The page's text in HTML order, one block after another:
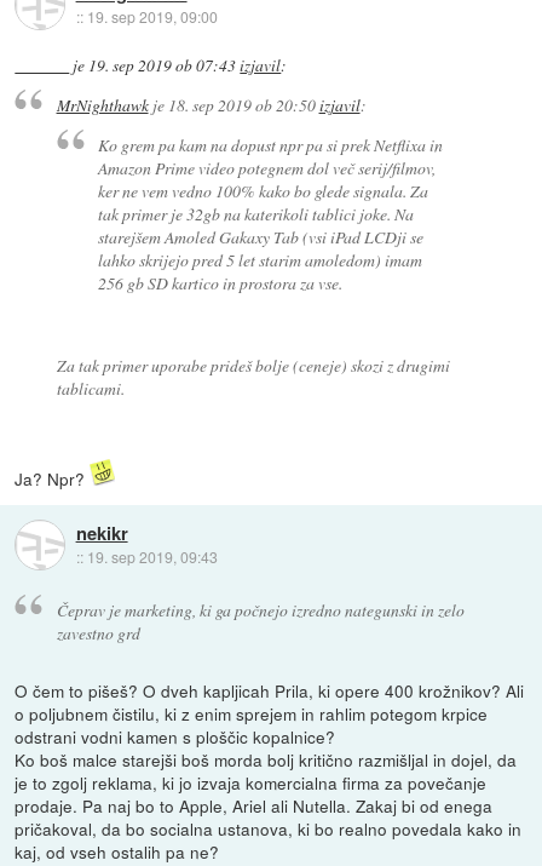
:: 19. sep 2019, 09:00
je 19. sep 2019 ob 07:43izjavil:
MrNighthawkje 18. sep 2019 ob 20:50izjavil:
Ko grem pa kam na dopust npr pa si prek Netflixa in
Amazon Prime video potegnem dol več serij/filmov,
ker ne vem vedno 100% kako bo glede signala. Za
tak primer je 32gb na katerikoli tablici joke. Na
starejšem Amoled Gakaxy Tab (vsi iPad LCDji se
lahko skrijejo pred 5 let starim amoledom) imam
256 gb SD kartico in prostora za vse.
Za tak primer uporabe prideš bolje (ceneje) skozi z drugimi
tablicami.
Ja? Npr?
nekikr
:: 19. sep 2019, 09:43
Čeprav je marketing, ki ga počnejo izredno nategunski in zelo
zavestno grd
O čem to pišeš? O dveh kapljicah Prila, ki opere 400 krožnikov? Ali
o poljubnem čistilu, ki z enim sprejem in rahlim potegom krpice
odstrani vodni kamen s ploščic kopalnice?
Ko boš malce starejši boš morda bolj kritično razmišljal in dojel, da
je to zgolj reklama, ki jo izvaja komercialna firma za povečanje
prodaje. Pa naj bo to Apple, Ariel ali Nutella. Zakaj bi od enega
pričakoval, da bo socialna ustanova, ki bo realno povedala kako in
kaj, od vseh ostalih pa ne?